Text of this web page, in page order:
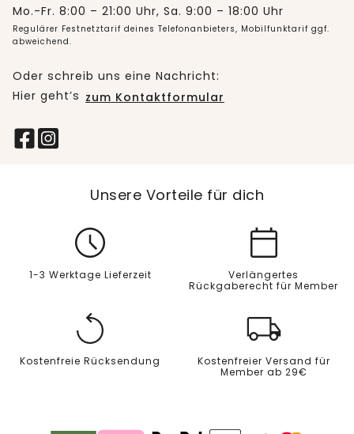
Mo.-Fr. 8:00 – 21:00 Uhr, Sa. 9:00 – 18:00 Uhr
Regulärer Festnetztarif deines Telefonanbieters, Mobilfunktarif ggf.
abweichend.
Oder schreib uns eine Nachricht:
Hier geht’s zum Kontaktformular
Unsere Vorteile für dich
1-3 Werktage Lieferzeit
Verlängertes
Rückgaberecht für Member
Kostenfreie Rücksendung
Kostenfreier Versand für
Member ab 29€